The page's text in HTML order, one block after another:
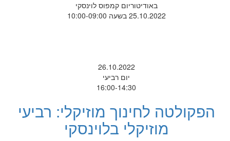
באודיטוריום קמפוס לוינסקי
25.10.2022 בשעה 10:00-09:00
26.10.2022
יום רביעי
16:00-14:30
הפקולטה לחינוך מוזיקלי: רביעי
מוזיקלי בלוינסקי